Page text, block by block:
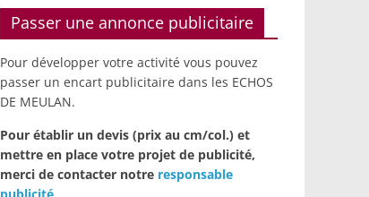
Passer une annonce publicitaire
Pour développer votre activité vous pouvez
passer un encart publicitaire dans les ECHOS
DE MEULAN.
Pour établir un devis (prix au cm/col.) et
mettre en place votre projet de publicité,
merci de contacter notre responsable